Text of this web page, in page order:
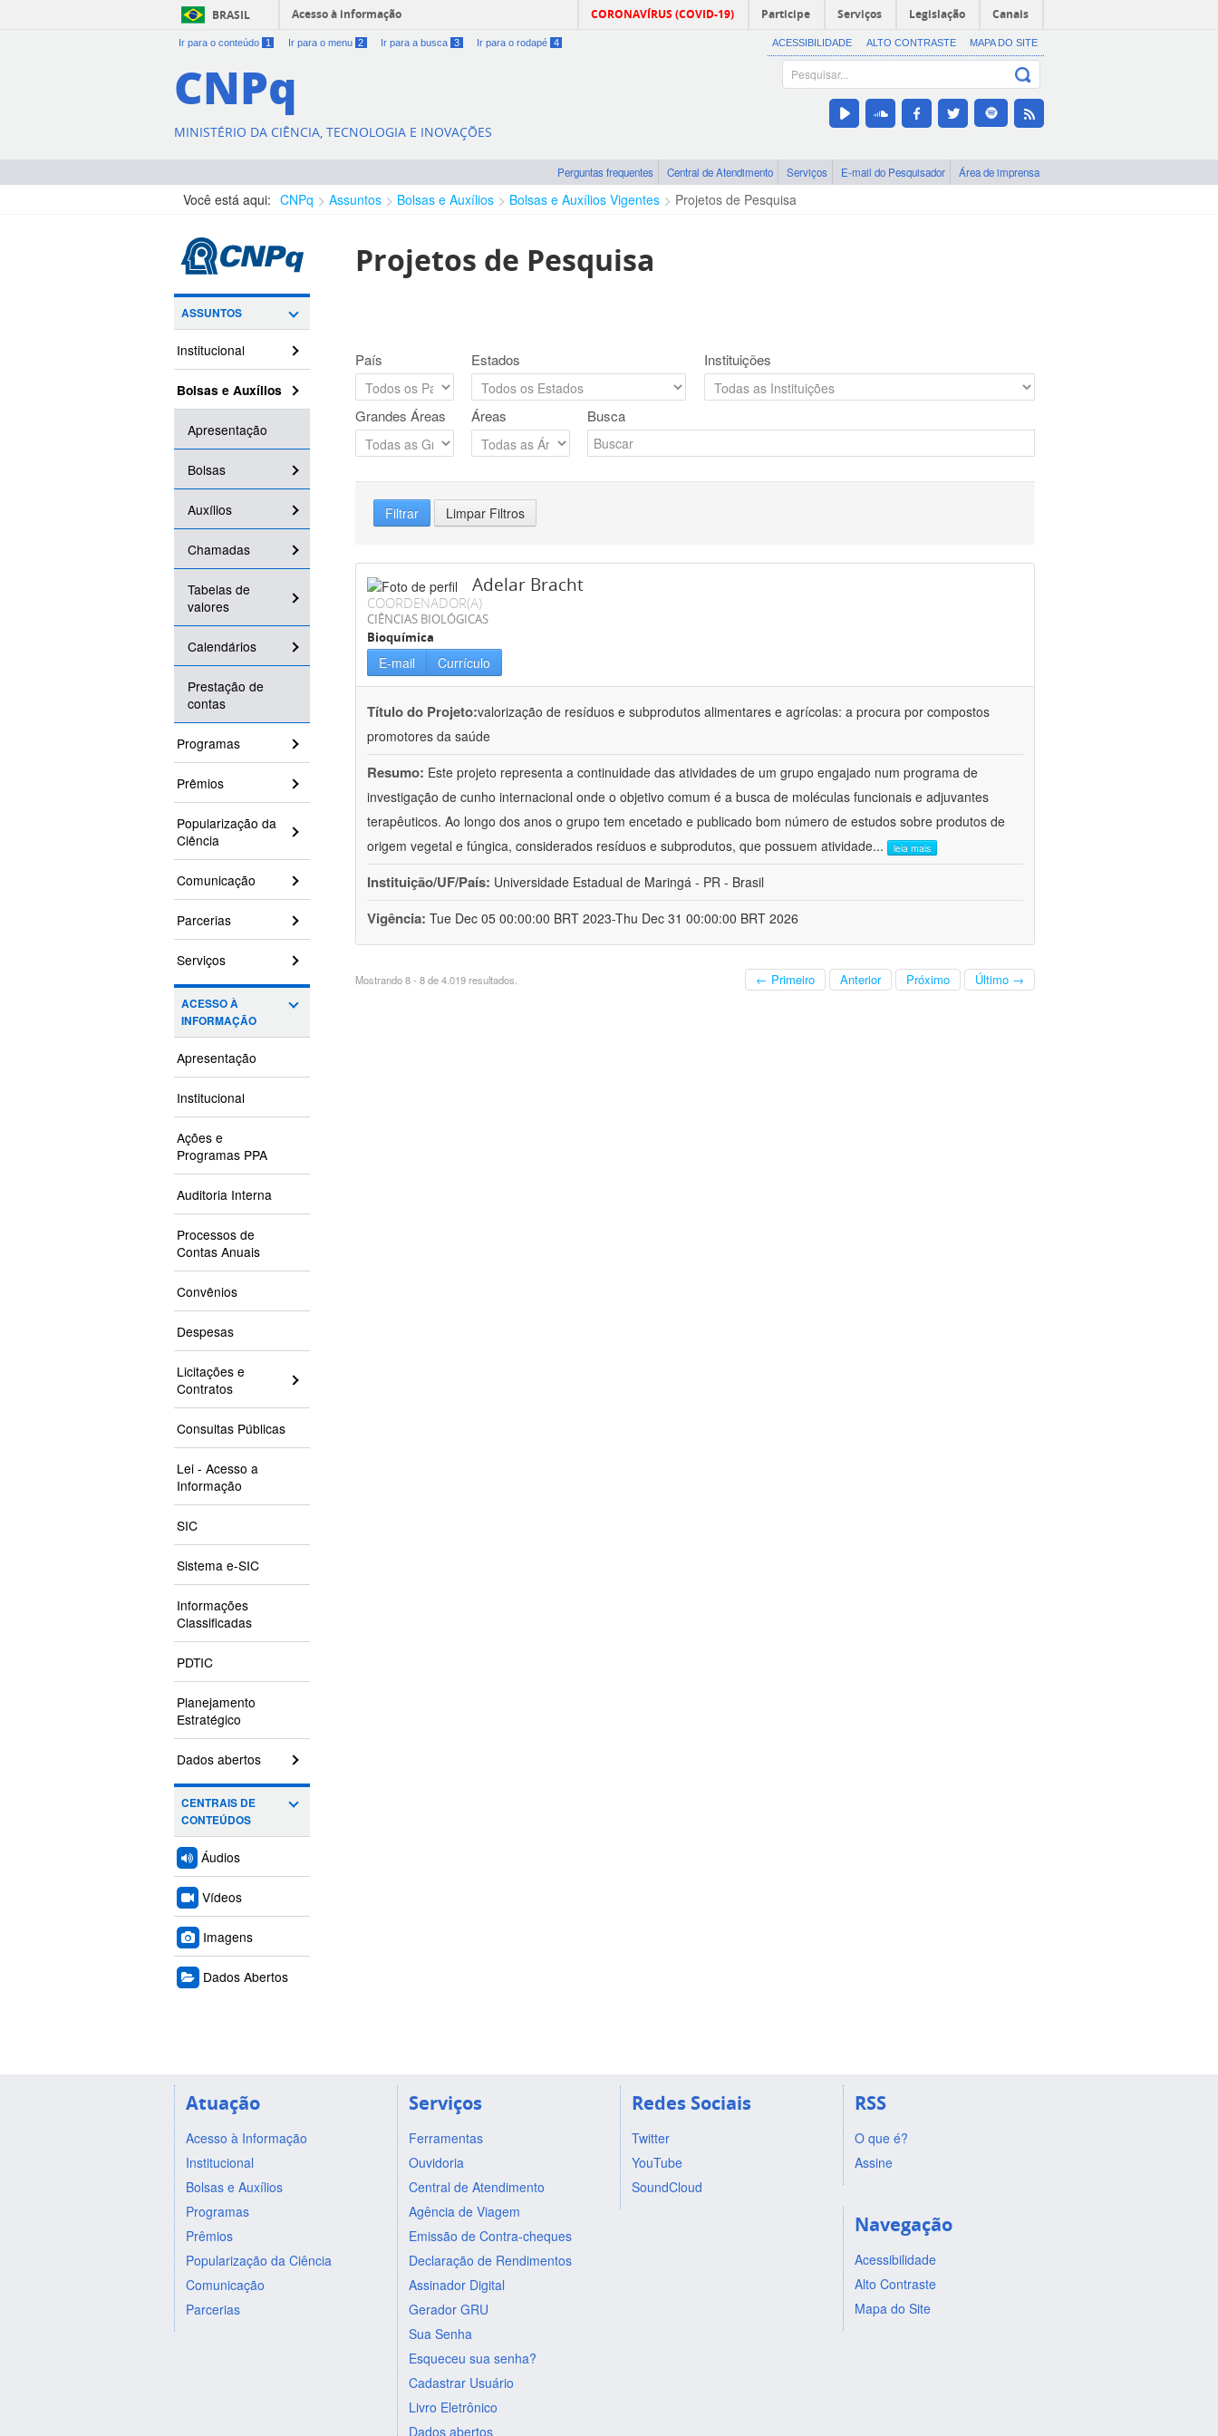
BRASIL Acesso à informação CORONAVÍRUS (COVID-19) Participe Serviços Legislação Canais
Ir para o conteúdo 1 Ir para o menu 2 Ir para a busca 3 Ir para o rodapé 4 ACESSIBILIDADE ALTO CONTRASTE MAPA DO SITE
CNPq
MINISTÉRIO DA CIÊNCIA, TECNOLOGIA E INOVAÇÕES
Perguntas frequentes Central de Atendimento Serviços E-mail do Pesquisador Área de imprensa
Você está aqui: CNPq Assuntos Bolsas e Auxílios Bolsas e Auxílios Vigentes Projetos de Pesquisa
ASSUNTOS
Institucional
Bolsas e Auxílios
Apresentação
Bolsas
Auxílios
Chamadas
Tabelas de
valores
Calendários
Prestação de
contas
Programas
Prêmios
Popularização da
Ciência
Comunicação
Parcerias
Serviços
ACESSO À
INFORMAÇÃO
Apresentação
Institucional
Ações e
Programas PPA
Auditoria Interna
Processos de
Contas Anuais
Convênios
Despesas
Licitações e
Contratos
Consultas Públicas
Lei - Acesso a
Informação
SIC
Sistema e-SIC
Informações
Classificadas
PDTIC
Planejamento
Estratégico
Dados abertos
CENTRAIS DE
CONTEÚDOS
Áudios
Vídeos
Imagens
Dados Abertos
Projetos de Pesquisa
País Estados Instituições
Grandes Áreas Áreas Busca
Filtrar Limpar Filtros
Adelar Bracht
COORDENADOR(A)
CIÊNCIAS BIOLÓGICAS
Bioquímica
E-mail Currículo
Título do Projeto:valorização de resíduos e subprodutos alimentares e agrícolas: a procura por compostos
promotores da saúde
Resumo: Este projeto representa a continuidade das atividades de um grupo engajado num programa de
investigação de cunho internacional onde o objetivo comum é a busca de moléculas funcionais e adjuvantes
terapêuticos. Ao longo dos anos o grupo tem encetado e publicado bom número de estudos sobre produtos de
origem vegetal e fúngica, considerados resíduos e subprodutos, que possuem atividade... leia mais
Instituição/UF/País: Universidade Estadual de Maringá - PR - Brasil
Vigência: Tue Dec 05 00:00:00 BRT 2023-Thu Dec 31 00:00:00 BRT 2026
Mostrando 8 - 8 de 4.019 resultados. ← Primeiro Anterior Próximo Último →
Atuação
Acesso à Informação
Institucional
Bolsas e Auxílios
Programas
Prêmios
Popularização da Ciência
Comunicação
Parcerias
Serviços
Ferramentas
Ouvidoria
Central de Atendimento
Agência de Viagem
Emissão de Contra-cheques
Declaração de Rendimentos
Assinador Digital
Gerador GRU
Sua Senha
Esqueceu sua senha?
Cadastrar Usuário
Livro Eletrônico
Dados abertos
Redes Sociais
Twitter
YouTube
SoundCloud
RSS
O que é?
Assine
Navegação
Acessibilidade
Alto Contraste
Mapa do Site